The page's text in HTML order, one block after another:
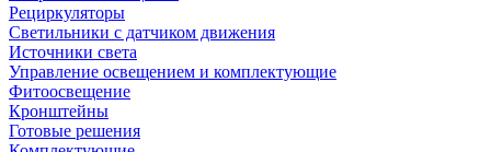
Рециркуляторы
Светильники с датчиком движения
Источники света
Управление освещением и комплектующие
Фитоосвещение
Кронштейны
Готовые решения